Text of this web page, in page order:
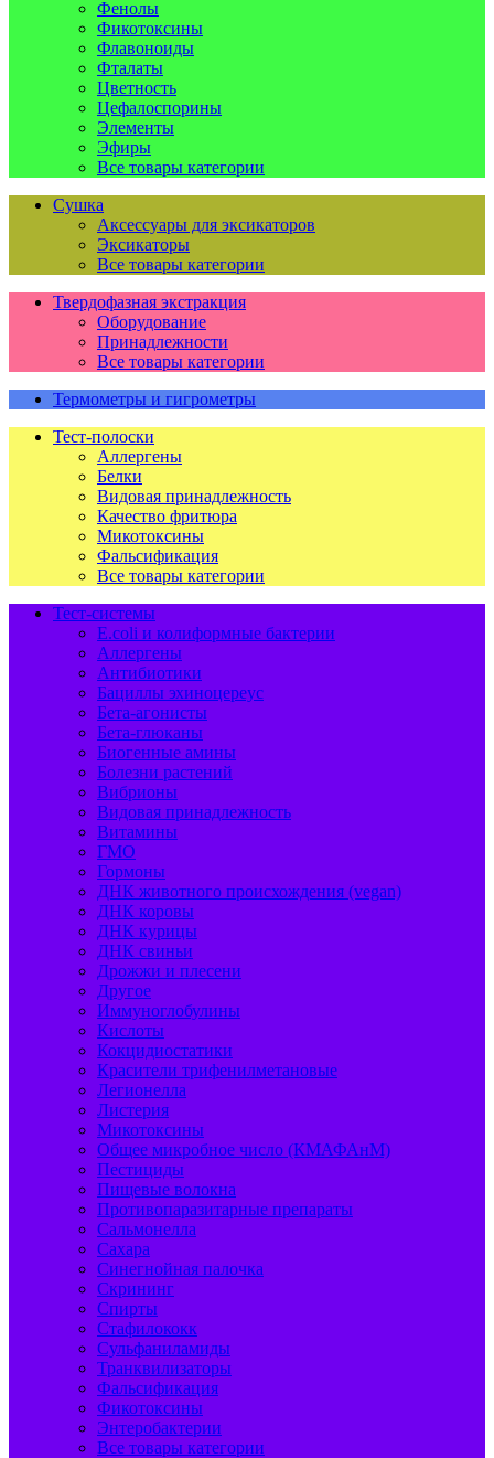
Фенолы
Фикотоксины
Флавоноиды
Фталаты
Цветность
Цефалоспорины
Элементы
Эфиры
Все товары категории
Сушка
Аксессуары для эксикаторов
Эксикаторы
Все товары категории
Твердофазная экстракция
Оборудование
Принадлежности
Все товары категории
Термометры и гигрометры
Тест-полоски
Аллергены
Белки
Видовая принадлежность
Качество фритюра
Микотоксины
Фальсификация
Все товары категории
Тест-системы
E.coli и колиформные бактерии
Аллергены
Антибиотики
Бациллы эхиноцереус
Бета-агонисты
Бета-глюканы
Биогенные амины
Болезни растений
Вибрионы
Видовая принадлежность
Витамины
ГМО
Гормоны
ДНК животного происхождения (vegan)
ДНК коровы
ДНК курицы
ДНК свиньи
Дрожжи и плесени
Другое
Иммуноглобулины
Кислоты
Кокцидиостатики
Красители трифенилметановые
Легионелла
Листерия
Микотоксины
Общее микробное число (КМАФАнМ)
Пестициды
Пищевые волокна
Противопаразитарные препараты
Сальмонелла
Сахара
Синегнойная палочка
Скрининг
Спирты
Стафилококк
Сульфаниламиды
Транквилизаторы
Фальсификация
Фикотоксины
Энтеробактерии
Все товары категории